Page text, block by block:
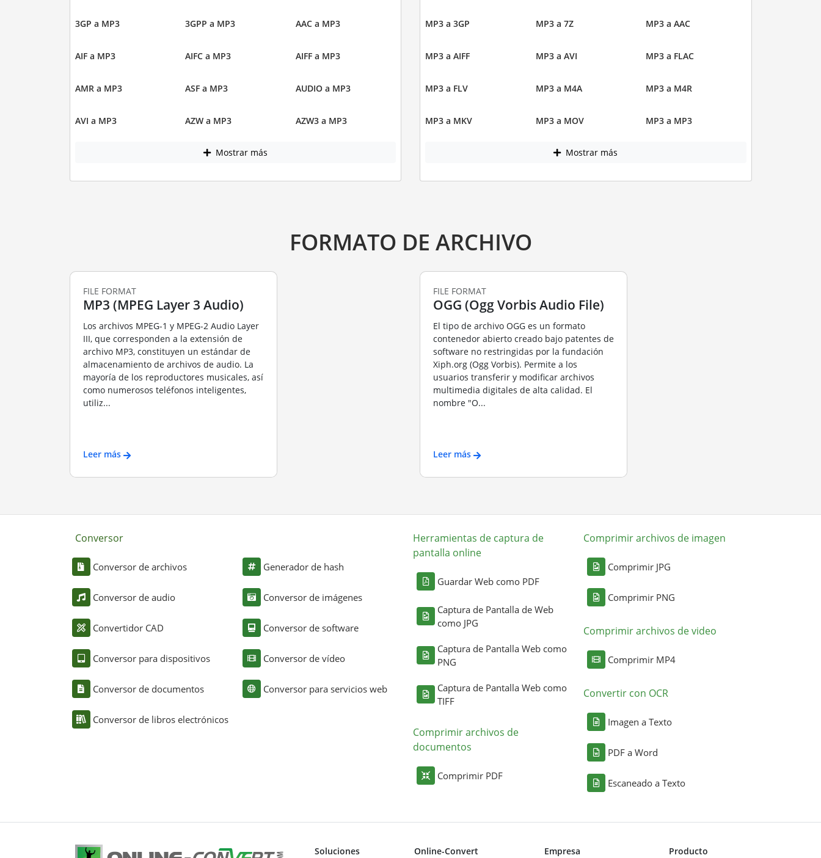
3GP a MP3 3GPP a MP3 AAC a MP3
AIF a MP3 AIFC a MP3 AIFF a MP3
AMR a MP3 ASF a MP3 AUDIO a MP3
AVI a MP3 AZW a MP3 AZW3 a MP3
Mostrar más
MP3 a 3GP MP3 a 7Z MP3 a AAC
MP3 a AIFF MP3 a AVI MP3 a FLAC
MP3 a FLV MP3 a M4A MP3 a M4R
MP3 a MKV MP3 a MOV MP3 a MP3
Mostrar más
FORMATO DE ARCHIVO
FILE FORMAT
MP3 (MPEG Layer 3 Audio)
Los archivos MPEG-1 y MPEG-2 Audio Layer
III, que corresponden a la extensión de
archivo MP3, constituyen un estándar de
almacenamiento de archivos de audio. La
mayoría de los reproductores musicales, así
como numerosos teléfonos inteligentes,
utiliz...
Leer más
FILE FORMAT
OGG (Ogg Vorbis Audio File)
El tipo de archivo OGG es un formato
contenedor abierto creado bajo patentes de
software no restringidas por la fundación
Xiph.org (Ogg Vorbis). Permite a los
usuarios transferir y modificar archivos
multimedia digitales de alta calidad. El
nombre "O...
Leer más
Conversor
Conversor de archivos
Conversor de audio
Convertidor CAD
Conversor para dispositivos
Conversor de documentos
Conversor de libros electrónicos
Generador de hash
Conversor de imágenes
Conversor de software
Conversor de vídeo
Conversor para servicios web
Herramientas de captura de
pantalla online
Guardar Web como PDF
Captura de Pantalla de Web
como JPG
Captura de Pantalla Web como
PNG
Captura de Pantalla Web como
TIFF
Comprimir archivos de
documentos
Comprimir PDF
Comprimir archivos de imagen
Comprimir JPG
Comprimir PNG
Comprimir archivos de video
Comprimir MP4
Convertir con OCR
Imagen a Texto
PDF a Word
Escaneado a Texto
Soluciones Online-Convert Empresa Producto